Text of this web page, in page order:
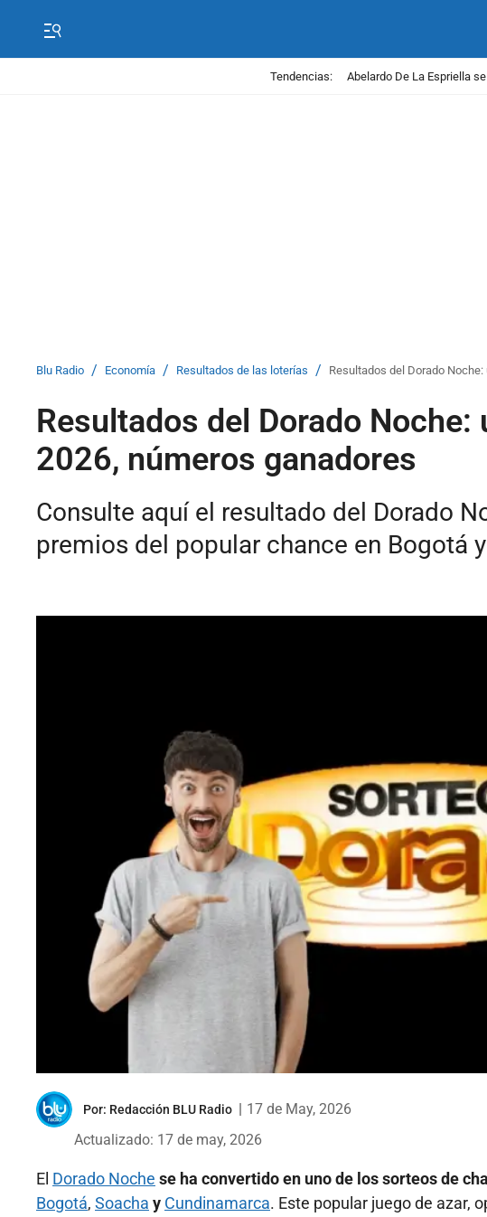
Tendencias: Abelardo De La Espriella
Blu Radio / Economía / Resultados de las loterías / Resultados del Dorado
Resultados del Dorado
2026, números ganadores
Consulte aquí el resultado del Dorado
premios del popular chance en Bogotá
Por: Redacción BLU Radio
17 de May, 2026
Actualizado: 17 de may, 2026
El Dorado Noche se ha convertido en uno de los sorteos de
Bogotá, Soacha y Cundinamarca. Este popular juego de azar,